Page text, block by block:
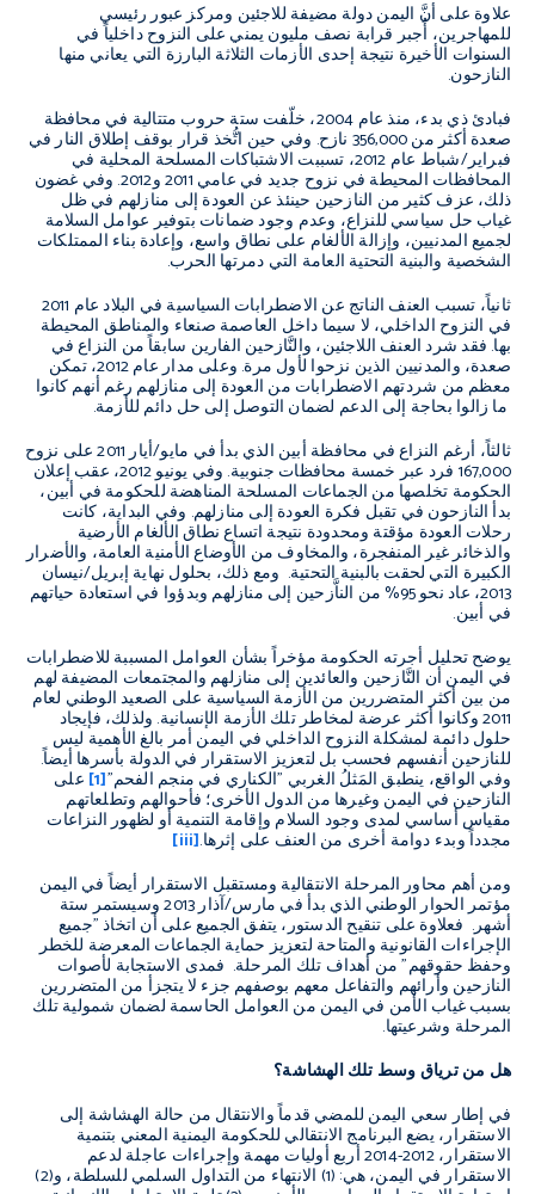
علاوة على أنَّ اليمن دولة مضيفة للاجئين ومركز عبور رئيسي
للمهاجرين، أُجبر قرابة نصف مليون يمني على النزوح داخلياً في
السنوات الأخيرة نتيجة إحدى الأزمات الثلاثة البارزة التي يعاني منها
النازحون.
فبادئ ذي بدء، منذ عام 2004، خلّفت ستة حروب متتالية في محافظة
صعدة أكثر من 356,000 نازح. وفي حين اتُّخذ قرار بوقف إطلاق النار في
فبراير/شباط عام 2012، تسببت الاشتباكات المسلحة المحلية في
المحافظات المحيطة في نزوح جديد في عامي 2011 و2012. وفي غضون
ذلك، عزف كثير من النازحين حينئذ عن العودة إلى منازلهم في ظل
غياب حل سياسي للنزاع، وعدم وجود ضمانات بتوفير عوامل السلامة
لجميع المدنيين، وإزالة الألغام على نطاق واسع، وإعادة بناء الممتلكات
الشخصية والبنية التحتية العامة التي دمرتها الحرب.
ثانياً، تسبب العنف الناتج عن الاضطرابات السياسية في البلاد عام 2011
في النزوح الداخلي، لا سيما داخل العاصمة صنعاء والمناطق المحيطة
بها. فقد شرد العنف اللاجئين، والنَّازحين الفارين سابقاً من النزاع في
صعدة، والمدنيين الذين نزحوا لأول مرة. وعلى مدار عام 2012، تمكن
معظم من شردتهم الاضطرابات من العودة إلى منازلهم رغم أنهم كانوا
ما زالوا بحاجة إلى الدعم لضمان التوصل إلى حل دائم للأزمة.
ثالثاً، أرغم النزاع في محافظة أبين الذي بدأ في مايو/أيار 2011 على نزوح
167,000 فرد عبر خمسة محافظات جنوبية. وفي يونيو 2012، عقب إعلان
الحكومة تخلصها من الجماعات المسلحة المناهضة للحكومة في أبين،
بدأ النازحون في تقبل فكرة العودة إلى منازلهم. وفي البداية، كانت
رحلات العودة مؤقتة ومحدودة نتيجة اتساع نطاق الألغام الأرضية
والذخائر غير المنفجرة، والمخاوف من الأوضاع الأمنية العامة، والأضرار
الكبيرة التي لحقت بالبنية التحتية. ومع ذلك، بحلول نهاية إبريل/نيسان
2013، عاد نحو 95% من الناَّزحين إلى منازلهم وبدؤوا في استعادة حياتهم
في أبين.
يوضح تحليل أجرته الحكومة مؤخراً بشأن العوامل المسببة للاضطرابات
في اليمن أن النَّازحين والعائدين إلى منازلهم والمجتمعات المضيفة لهم
من بين أكثر المتضررين من الأزمة السياسية على الصعيد الوطني لعام
2011 وكانوا أكثر عرضة لمخاطر تلك الأزمة الإنسانية. ولذلك، فإيجاد
حلول دائمة لمشكلة النزوح الداخلي في اليمن أمر بالغ الأهمية ليس
للنازحين أنفسهم فحسب بل لتعزيز الاستقرار في الدولة بأسرها أيضاً.
وفي الواقع، ينطبق المَثلُ الغربي "الكناري في منجم الفحم"[1] على
النازحين في اليمن وغيرها من الدول الأخرى؛ فأحوالهم وتطلعاتهم
مقياس أساسي لمدى وجود السلام وإقامة التنمية أو لظهور النزاعات
مجدداً وبدء دوامة أخرى من العنف على إثرها.[iii]
ومن أهم محاور المرحلة الانتقالية ومستقبل الاستقرار أيضاً في اليمن
مؤتمر الحوار الوطني الذي بدأ في مارس/آذار 2013 وسيستمر ستة
أشهر. فعلاوة على تنقيح الدستور، يتفق الجميع على أن اتخاذ "جميع
الإجراءات القانونية والمتاحة لتعزيز حماية الجماعات المعرضة للخطر
وحفظ حقوقهم" من أهداف تلك المرحلة. فمدى الاستجابة لأصوات
النازحين وأرائهم والتفاعل معهم بوصفهم جزء لا يتجزأ من المتضررين
بسبب غياب الأمن في اليمن من العوامل الحاسمة لضمان شمولية تلك
المرحلة وشرعيتها.
هل من ترياق وسط تلك الهشاشة؟
في إطار سعي اليمن للمضي قدماً والانتقال من حالة الهشاشة إلى
الاستقرار، يضع البرنامج الانتقالي للحكومة اليمنية المعني بتنمية
الاستقرار، 2012-2014 أربع أوليات مهمة وإجراءات عاجلة لدعم
الاستقرار في اليمن، هي: (1) الانتهاء من التداول السلمي للسلطة، و(2)